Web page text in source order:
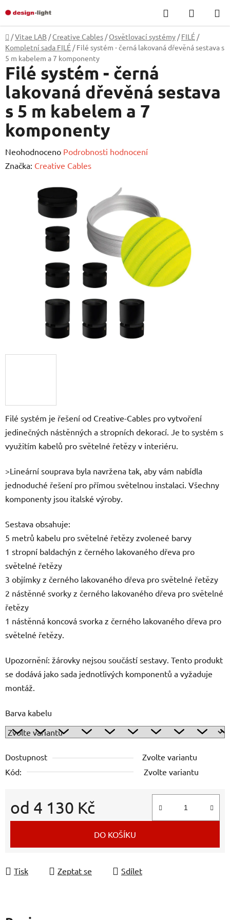
na
obsah
Hledat
KOŠÍK
Domů
/Vitae LAB / Creative Cables / Osvětlovací systémy / FILÉ /
Kompletní sada FILÉ / Filé systém - černá lakovaná dřevěná sestava s
5 m kabelem a 7 komponenty
Filé systém je řešení od Creative-Cables pro vytvoření
jedinečných nástěnných a stropních dekorací. Je to systém s
využitím kabelů pro světelné řetězy v interiéru.
>Lineární souprava byla navržena tak, aby vám nabídla
jednoduché řešení pro přímou světelnou instalaci. Všechny
komponenty jsou italské výroby.
Sestava obsahuje:
5 metrů kabelu pro světelné řetězy zvoleneé barvy
1 stropní baldachýn z černého lakovaného dřeva pro
světelné řetězy
3 objímky z černého lakovaného dřeva pro světelné řetězy
2 nástěnné svorky z černého lakovaného dřeva pro světelné
řetězy
1 nástěnná koncová svorka z černého lakovaného dřeva pro
světelné řetězy.
Upozornění: žárovky nejsou součástí sestavy. Tento produkt
se dodává jako sada jednotlivých komponentů a vyžaduje
montáž.
Barva kabelu
Dostupnost
Zvolte variantu
Kód:
Zvolte variantu
od 4 130 Kč
Měrná cena:
DO KOŠÍKU
Tisk Zeptat se Sdílet
Filé systém - černá
lakovaná dřevěná sestava
s 5 m kabelem a 7
komponenty
Průměrné
hodnocení
Neohodnoceno Podrobnosti hodnocení
Značka: Creative Cables